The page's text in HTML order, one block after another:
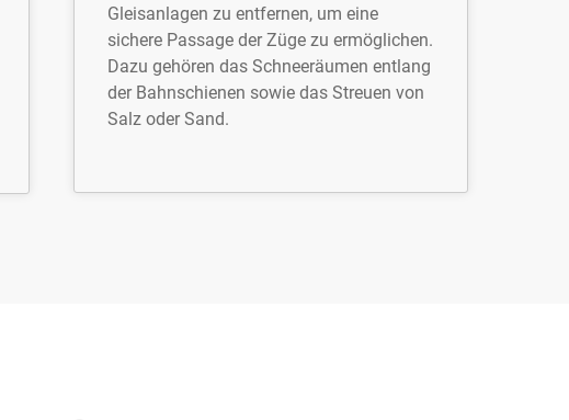
Gleisanlagen zu entfernen, um eine
sichere Passage der Züge zu ermöglichen.
Dazu gehören das Schneeräumen entlang
der Bahnschienen sowie das Streuen von
Salz oder Sand.